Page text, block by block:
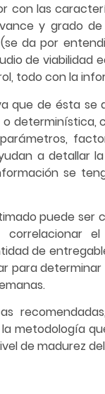
con las
y grado
da por
de
todo con la
que de ésta
determinística,
a detallar
se
puede ser
de
para
metodología
de madurez